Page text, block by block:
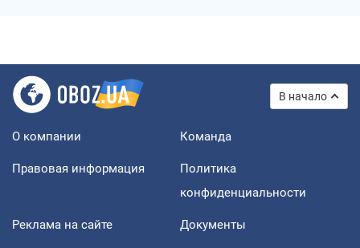
В начало
О компании Команда
Правовая информация
Политика
конфиденциальности
Реклама на сайте Документы